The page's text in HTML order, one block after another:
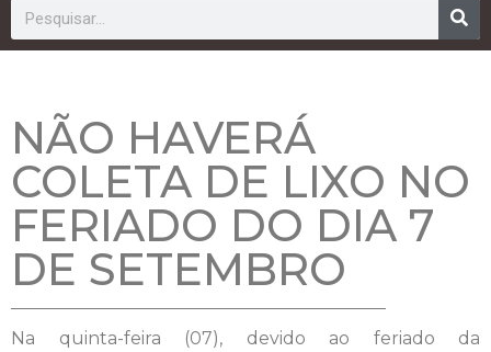
NÃO HAVERÁ
COLETA DE LIXO NO
FERIADO DO DIA 7
DE SETEMBRO
Na quinta-feira (07), devido ao feriado da